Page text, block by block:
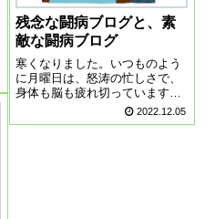
残念な闘病ブログと、素
敵な闘病ブログ
寒くなりました。いつものよう
に月曜日は、怒涛の忙しさで、
身体も脳も疲れ切っています。
どんなに疲れていても、ブログ
を書いているとすっきりしま
2022.12.05